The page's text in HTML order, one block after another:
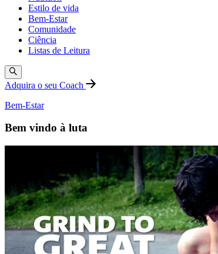
Estilo de vida
Bem-Estar
Comunidade
Ciência
Listas de Leitura
Adquira o seu Coach
Bem-Estar
Bem vindo à luta